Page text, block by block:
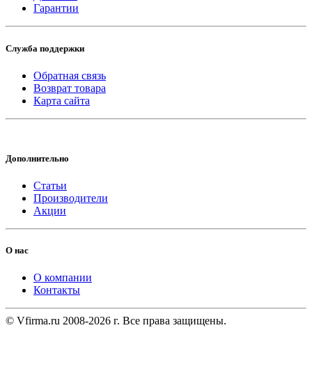
Гарантии
Служба поддержки
Обратная связь
Возврат товара
Карта сайта
Дополнительно
Статьи
Производители
Акции
О нас
О компании
Контакты
© Vfirma.ru 2008-2026 г. Все права защищены.